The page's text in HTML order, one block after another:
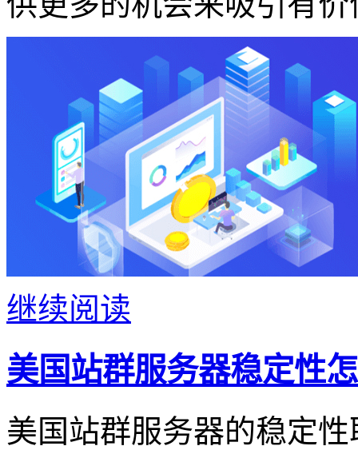
继续阅读
美国站群服务器稳定性
美国站群服务器的稳定